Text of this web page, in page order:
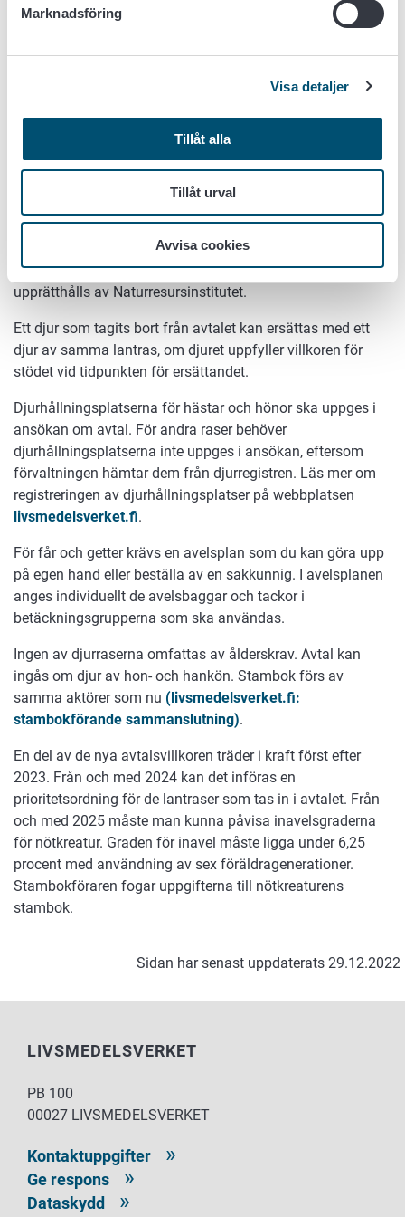
Marknadsföring
Visa detaljer
Tillåt alla
Tillåt urval
Avvisa cookies
lantrastuppar.
Lantrashönsen ska höra till Programmet för
Ett djur som omfattas av ett avtal som ingås år 2023 ska
ha ett härstamningsintyg (stambok). Renrasig avkomma
stamboken och en renrasig finsk häst i Finlands Hippos
register. För lantrashöns räcker det att hönorna hör till
programmet för bevarande av lantrashöns som
upprätthålls av Naturresursinstitutet.
Ett djur som tagits bort från avtalet kan ersättas med ett
djur av samma lantras, om djuret uppfyller villkoren för
stödet vid tidpunkten för ersättandet.
Djurhållningsplatserna för hästar och hönor ska uppges i
ansökan om avtal. För andra raser behöver
djurhållningsplatserna inte uppges i ansökan, eftersom
förvaltningen hämtar dem från djurregistren. Läs mer om
registreringen av djurhållningsplatser på webbplatsen
livsmedelsverket.fi.
För får och getter krävs en avelsplan som du kan göra upp
på egen hand eller beställa av en sakkunnig. I avelsplanen
anges individuellt de avelsbaggar och tackor i
betäckningsgrupperna som ska användas.
Ingen av djurraserna omfattas av ålderskrav. Avtal kan
ingås om djur av hon- och hankön. Stambok förs av
samma aktörer som nu (livsmedelsverket.fi:
stambokförande sammanslutning).
En del av de nya avtalsvillkoren träder i kraft först efter
2023. Från och med 2024 kan det införas en
prioritetsordning för de lantraser som tas in i avtalet. Från
och med 2025 måste man kunna påvisa inavelsgraderna
för nötkreatur. Graden för inavel måste ligga under 6,25
procent med användning av sex föräldragenerationer.
Stambokföraren fogar uppgifterna till nötkreaturens
stambok.
Sidan har senast uppdaterats 29.12.2022
LIVSMEDELSVERKET
PB 100
00027 LIVSMEDELSVERKET
Kontaktuppgifter
Ge respons
Dataskydd